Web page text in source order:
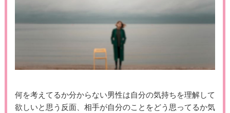
何を考えてるか分からない男性は自分の気持ちを理解して
欲しいと思う反面、相手が自分のことをどう思ってるか気